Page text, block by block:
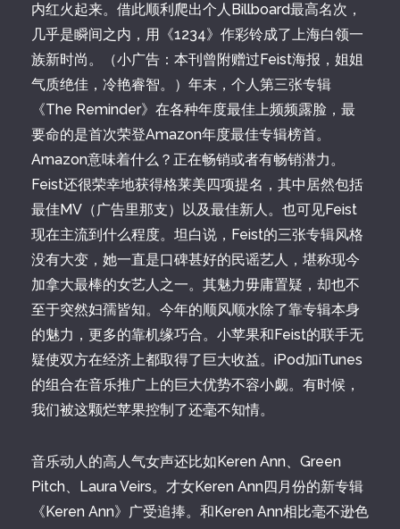
内红火起来。借此顺利爬出个人Billboard最高名次，
几乎是瞬间之内，用《1234》作彩铃成了上海白领一
族新时尚。（小广告：本刊曾附赠过Feist海报，姐姐
气质绝佳，冷艳睿智。）年末，个人第三张专辑
《The Reminder》在各种年度最佳上频频露脸，最
要命的是首次荣登Amazon年度最佳专辑榜首。
Amazon意味着什么？正在畅销或者有畅销潜力。
Feist还很荣幸地获得格莱美四项提名，其中居然包括
最佳MV（广告里那支）以及最佳新人。也可见Feist
现在主流到什么程度。坦白说，Feist的三张专辑风格
没有大变，她一直是口碑甚好的民谣艺人，堪称现今
加拿大最棒的女艺人之一。其魅力毋庸置疑，却也不
至于突然妇孺皆知。今年的顺风顺水除了靠专辑本身
的魅力，更多的靠机缘巧合。小苹果和Feist的联手无
疑使双方在经济上都取得了巨大收益。iPod加iTunes
的组合在音乐推广上的巨大优势不容小觑。有时候，
我们被这颗烂苹果控制了还毫不知情。
音乐动人的高人气女声还比如Keren Ann、Green
Pitch、Laura Veirs。才女Keren Ann四月份的新专辑
《Keren Ann》广受追捧。和Keren Ann相比毫不逊色